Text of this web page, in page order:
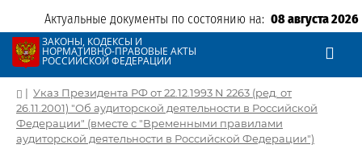
Актуальные документы по состоянию на: 08 августа 2026
ЗАКОНЫ, КОДЕКСЫ И
НОРМАТИВНО-ПРАВОВЫЕ АКТЫ
РОССИЙСКОЙ ФЕДЕРАЦИИ
| Указ Президента РФ от 22.12.1993 N 2263 (ред. от
26.11.2001) "Об аудиторской деятельности в Российской
Федерации" (вместе с "Временными правилами
аудиторской деятельности в Российской Федерации")